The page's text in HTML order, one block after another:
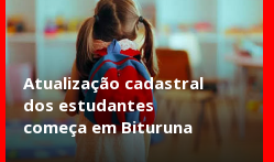
Atualização cadastral
dos estudantes
começa em Bituruna